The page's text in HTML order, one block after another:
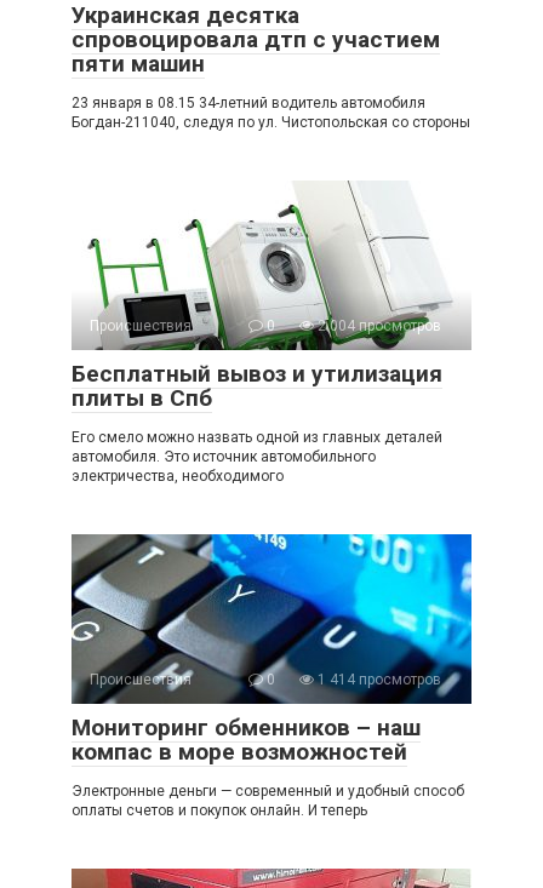
Украинская десятка
спровоцировала дтп с участием
пяти машин
23 января в 08.15 34-летний водитель автомобиля
Богдан-211040, следуя по ул. Чистопольская со стороны
Происшествия 0 2 004 просмотров
Бесплатный вывоз и утилизация
плиты в Спб
Его смело можно назвать одной из главных деталей
автомобиля. Это источник автомобильного
электричества, необходимого
Происшествия 0 1 414 просмотров
Мониторинг обменников – наш
компас в море возможностей
Электронные деньги — современный и удобный способ
оплаты счетов и покупок онлайн. И теперь